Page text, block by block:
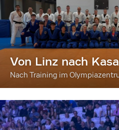
Von Linz nach
Nach Training im